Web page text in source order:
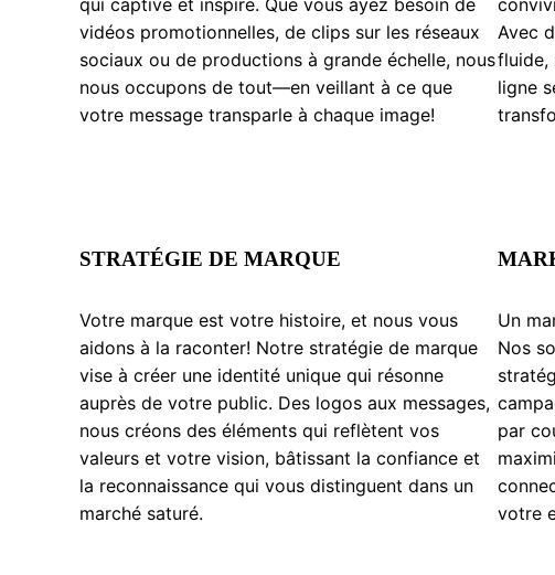
vidéos promotionnelles, de clips sur les réseaux
sociaux ou de productions à grande échelle, nous
nous occupons de tout—en veillant à ce que
votre message transparle à chaque image!
Avec
fluide,
ligne
STRATÉGIE DE MARQUE
Votre marque est votre histoire, et nous vous
aidons à la raconter! Notre stratégie de marque
vise à créer une identité unique qui résonne
auprès de votre public. Des logos aux messages,
nous créons des éléments qui reflètent vos
valeurs et votre vision, bâtissant la confiance et
la reconnaissance qui vous distinguent dans un
marché saturé.
Un
Nos
par
votre